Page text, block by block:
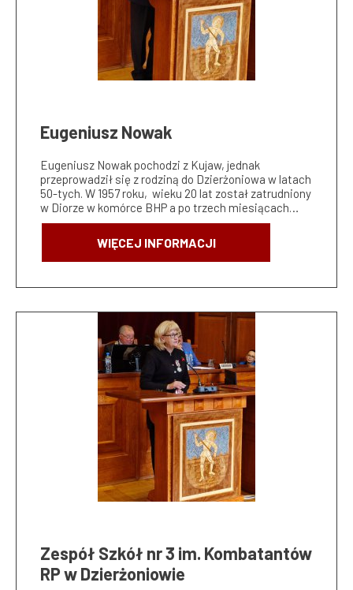
Eugeniusz Nowak
Eugeniusz Nowak pochodzi z Kujaw, jednak
przeprowadził się z rodziną do Dzierżoniowa w latach
50-tych. W 1957 roku, wieku 20 lat został zatrudniony
w Diorze w komórce BHP a po trzech miesiącach…
WIĘCEJ INFORMACJI
Zespół Szkół nr 3 im. Kombatantów
RP w Dzierżoniowie